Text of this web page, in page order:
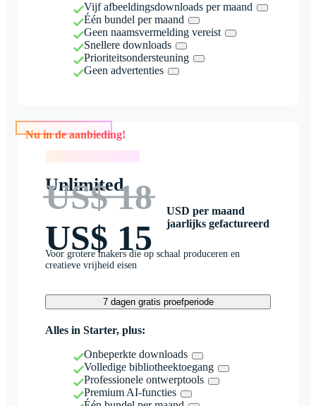
Vijf afbeeldingsdownloads per maand
Één bundel per maand
Geen naamsvermelding vereist
Snellere downloads
Prioriteitsondersteuning
Geen advertenties
Nu in de aanbieding!
Unlimited
US$ 18
US$ 15
USD per maand
jaarlijks gefactureerd
Voor grotere makers die op schaal produceren en
creatieve vrijheid eisen
7 dagen gratis proefperiode
Alles in Starter, plus:
Onbeperkte downloads
Volledige bibliotheektoegang
Professionele ontwerptools
Premium AI-functies